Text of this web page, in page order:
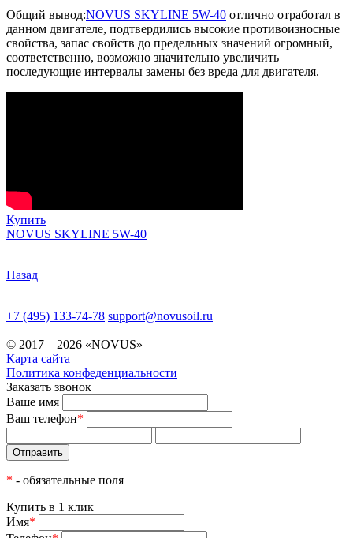
Общий вывод:NOVUS SKYLINE 5W-40 отлично отработал в
данном двигателе, подтвердились высокие противоизносные
свойства, запас свойств до предельных значений огромный,
соответственно, возможно значительно увеличить
последующие интервалы замены без вреда для двигателя.
Купить
NOVUS SKYLINE 5W-40
Назад
+7 (495) 133-74-78 support@novusoil.ru
© 2017—2026 «NOVUS»
Карта сайта
Политика конфеденциальности
Заказать звонок
Ваше имя
Ваш телефон*
* - обязательные поля
Купить в 1 клик
Имя*